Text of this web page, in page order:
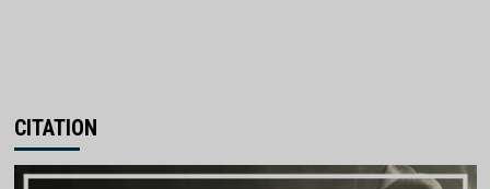
CITATION